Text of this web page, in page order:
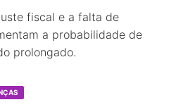
fiscal e a falta de
a probabilidade de
prolongado.